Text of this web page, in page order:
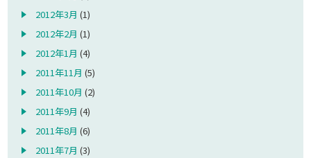
2012年3月 (1)
2012年2月 (1)
2012年1月 (4)
2011年11月 (5)
2011年10月 (2)
2011年9月 (4)
2011年8月 (6)
2011年7月 (3)